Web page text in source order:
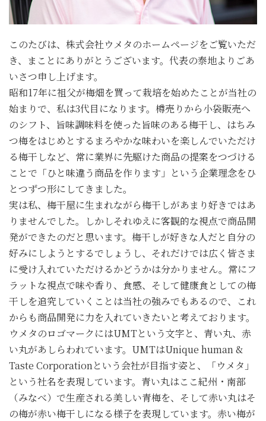
このたびは、株式会社ウメタのホームページをご覧いただ
き、まことにありがとうございます。代表の泰地よりごあ
いさつ申し上げます。
昭和17年に祖父が梅畑を買って栽培を始めたことが当社の
始まりで、私は3代目になります。樽売りから小袋販売へ
のシフト、旨味調味料を使った旨味のある梅干し、はちみ
つ梅をはじめとするまろやかな味わいを楽しんでいただけ
る梅干しなど、常に業界に先駆けた商品の提案をつづける
ことで「ひと味違う商品を作ります」という企業理念をひ
とつずつ形にしてきました。
実は私、梅干屋に生まれながら梅干しがあまり好きではあ
りませんでした。しかしそれゆえに客観的な視点で商品開
発ができたのだと思います。梅干しが好きな人だと自分の
好みにしようとするでしょうし、それだけでは広く皆さま
に受け入れていただけるかどうかは分かりません。常にフ
ラットな視点で味や香り、食感、そして健康食としての梅
干しを追究していくことは当社の強みでもあるので、これ
からも商品開発に力を入れていきたいと考えております。
ウメタのロゴマークにはUMTという文字と、青い丸、赤
い丸があしらわれています。UMTはUnique human &
Taste Corporationという会社が目指す姿と、「ウメタ」
という社名を表現しています。青い丸はここ紀州・南部
（みなべ）で生産される美しい青梅を、そして赤い丸はそ
の梅が赤い梅干しになる様子を表現しています。赤い梅が